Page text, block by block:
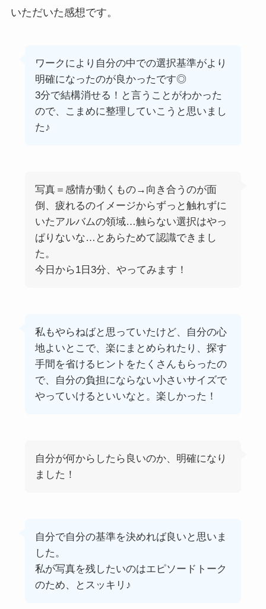
いただいた感想です。
ワークにより自分の中での選択基準がより
明確になったのが良かったです◎
3分で結構消せる！と言うことがわかった
ので、こまめに整理していこうと思いまし
た♪
写真＝感情が動くもの→向き合うのが面
倒、疲れるのイメージからずっと触れずに
いたアルバムの領域…触らない選択はやっ
ぱりないな…とあらためて認識できまし
た。
今日から1日3分、やってみます！
私もやらねばと思っていたけど、自分の心
地よいとこで、楽にまとめられたり、探す
手間を省けるヒントをたくさんもらったの
で、自分の負担にならない小さいサイズで
やっていけるといいなと。楽しかった！
自分が何からしたら良いのか、明確になり
ました！
自分で自分の基準を決めれば良いと思いま
した。
私が写真を残したいのはエピソードトーク
のため、とスッキリ♪